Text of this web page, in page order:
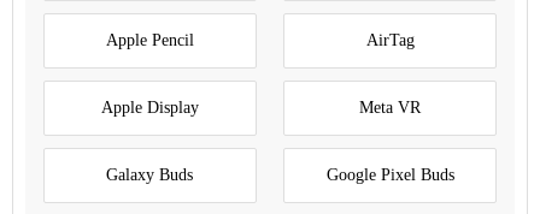
Apple Pencil AirTag
Apple Display Meta VR
Galaxy Buds Google Pixel Buds